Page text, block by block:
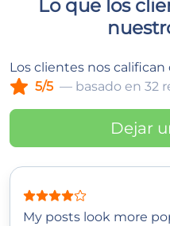
Lo que los
Los clientes nos califican
5/5 — basado en 32
Dejar
My posts look more